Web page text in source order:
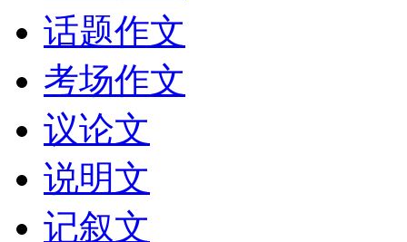
话题作文
考场作文
议论文
说明文
记叙文